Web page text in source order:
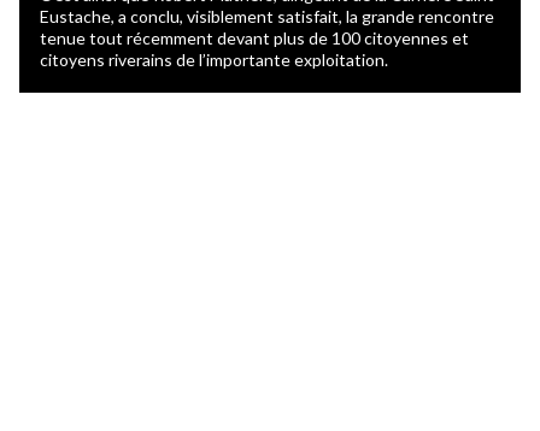
Eustache, a conclu, visiblement satisfait, la grande rencontre
tenue tout récemment devant plus de 100 citoyennes et
citoyens riverains de l’importante exploitation.